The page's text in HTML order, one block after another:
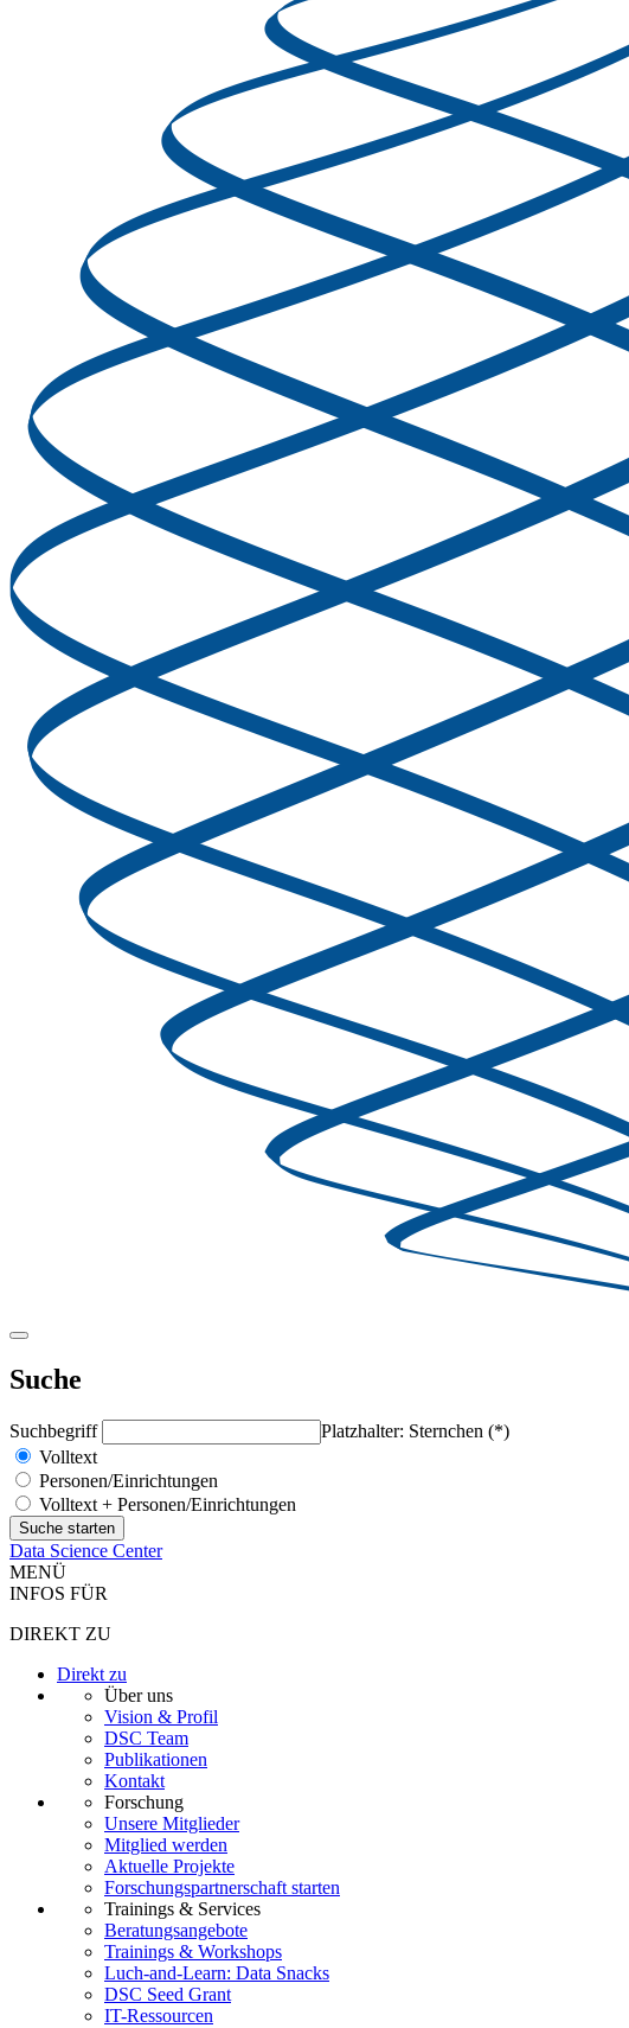
Suche
Suchbegriff
Platzhalter: Sternchen (*)
Volltext
Personen/Einrichtungen
Volltext + Personen/Einrichtungen
Data Science Center
MENÜ
INFOS FÜR
DIREKT ZU
Direkt zu
Über uns
Vision & Profil
DSC Team
Publikationen
Kontakt
Forschung
Unsere Mitglieder
Mitglied werden
Aktuelle Projekte
Forschungspartnerschaft starten
Trainings & Services
Beratungsangebote
Trainings & Workshops
Luch-and-Learn: Data Snacks
DSC Seed Grant
IT-Ressourcen